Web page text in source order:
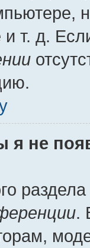
и т. д.
я не
.